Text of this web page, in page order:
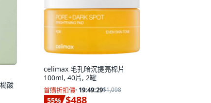
酸
celimax 毛孔暗沉提亮棉片
100ml, 40片, 2罐
首購折扣價· 19:49:28$1,098
55% $488